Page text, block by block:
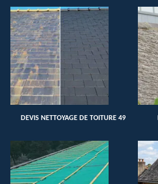
DEVIS NETTOYAGE DE TOITURE 49